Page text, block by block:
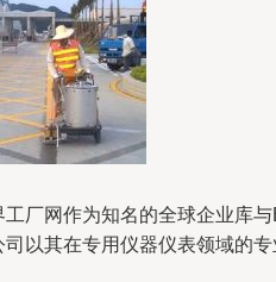
厂网作为知名的全球企业库
以其在专用仪器仪表领域的